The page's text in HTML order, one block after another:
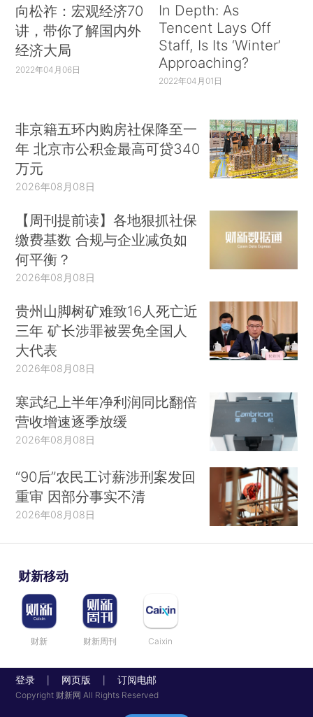
向松祚：宏观经济70
讲，带你了解国内外
经济大局
2022年04月06日
In Depth: As
Tencent Lays Off
Staff, Is Its ‘Winter’
Approaching?
2022年04月01日
非京籍五环内购房社保降至一
年 北京市公积金最高可贷340
万元
2026年08月08日
【周刊提前读】各地狠抓社保
缴费基数 合规与企业减负如
何平衡？
2026年08月08日
贵州山脚树矿难致16人死亡近
三年 矿长涉罪被罢免全国人
大代表
2026年08月08日
寒武纪上半年净利润同比翻倍
营收增速逐季放缓
2026年08月08日
“90后”农民工讨薪涉刑案发回
重审 因部分事实不清
2026年08月08日
财新移动
财新 财新周刊 Caixin
登录 网页版 订阅电邮
Copyright 财新网 All Rights Reserved